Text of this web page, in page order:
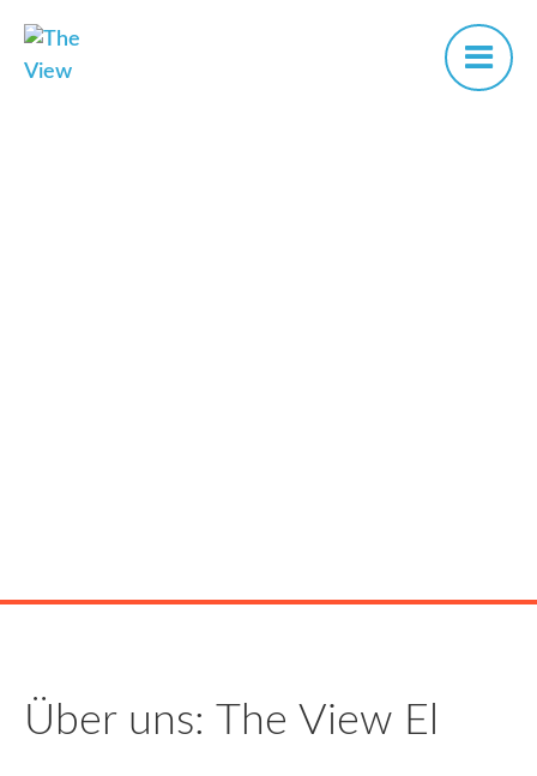
Über uns: The View El